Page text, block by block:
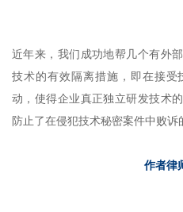
近年来，我们成功地帮几个有外
技术的有效隔离措施，即在接
动，使得企业真正独立研发技术
防止了在侵犯技术秘密案件中败诉
作者律